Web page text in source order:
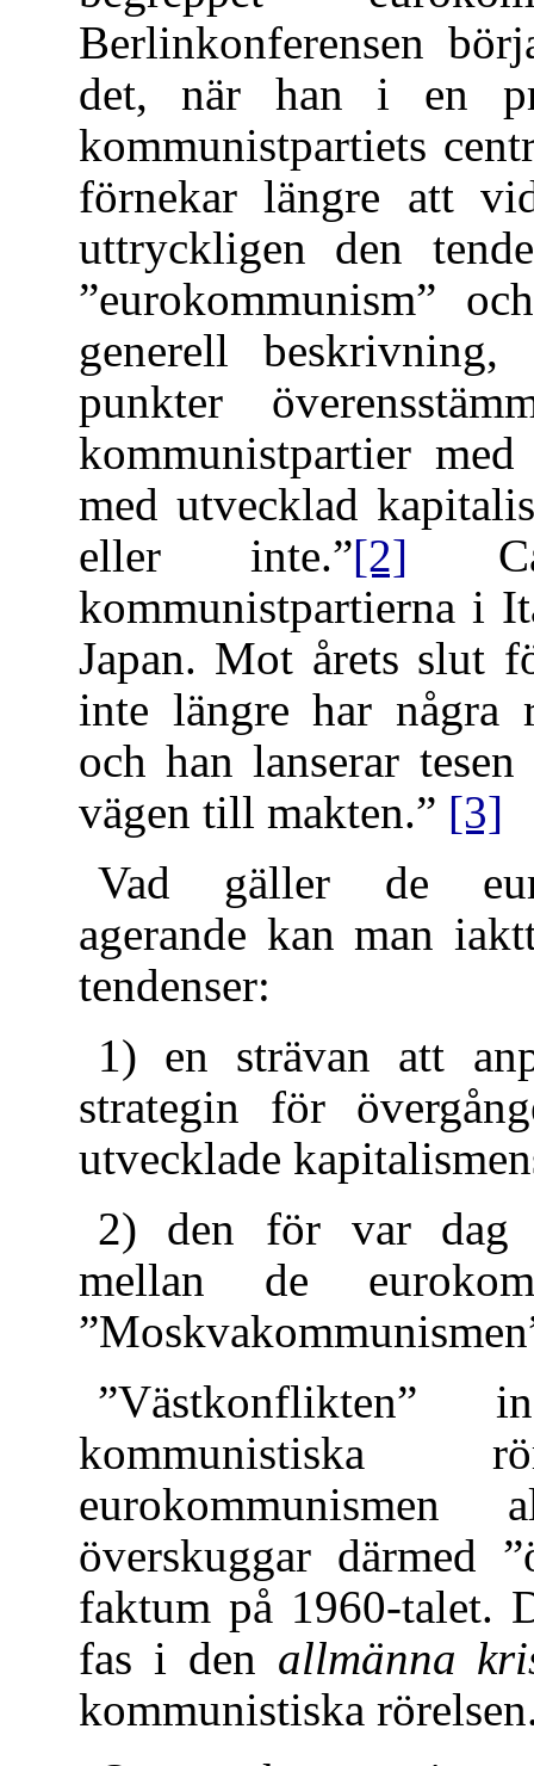
Berlinkonferensen
det, när han i en
kommunistpartiets
förnekar längre att
uttryckligen den
”eurokommunism”
generell
punkter
kommunistpartier
med utvecklad
eller inte.”[2]
kommunistpartierna i
Japan. Mot årets slut
inte längre har några
och han lanserar
vägen till makten.” [3]
Vad gäller de
agerande kan man
tendenser:
1) en strävan att
strategin för
utvecklade
2) den för var dag
mellan de
”Västkonflikten”
kommunistiska
eurokommunismen
överskuggar därmed
faktum på 1960-talet.
fas i den allmänna
kommunistiska